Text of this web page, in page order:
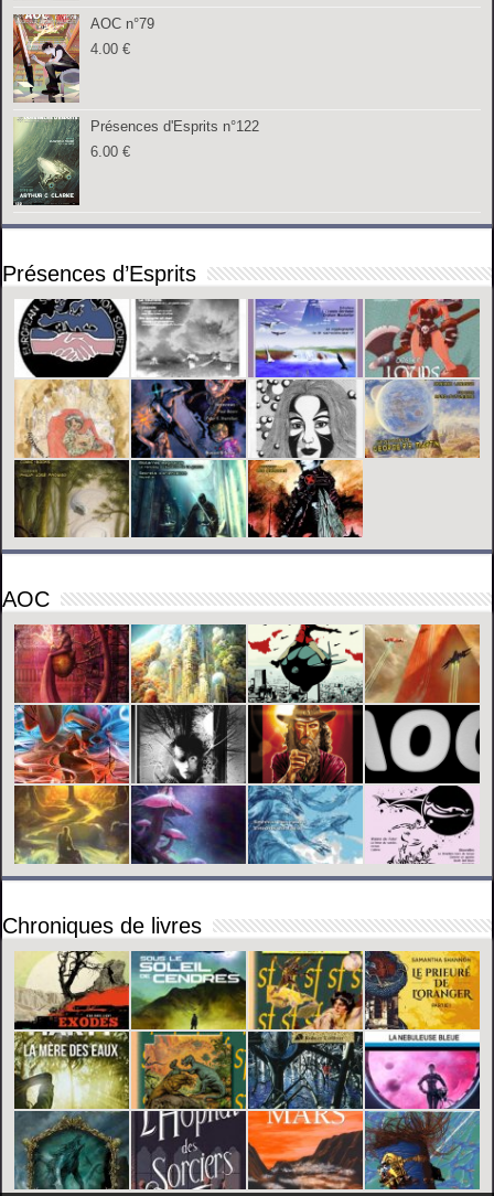
AOC n°79
4.00€
Présences d'Esprits n°122
6.00€
Présences d’Esprits
AOC
Chroniques de livres